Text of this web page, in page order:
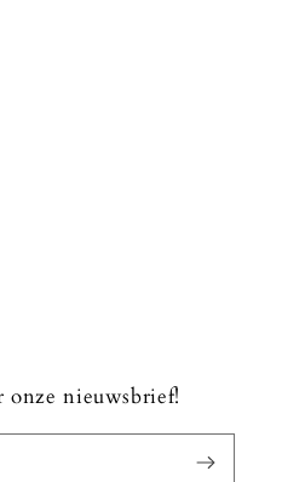
nieuwsbrief!